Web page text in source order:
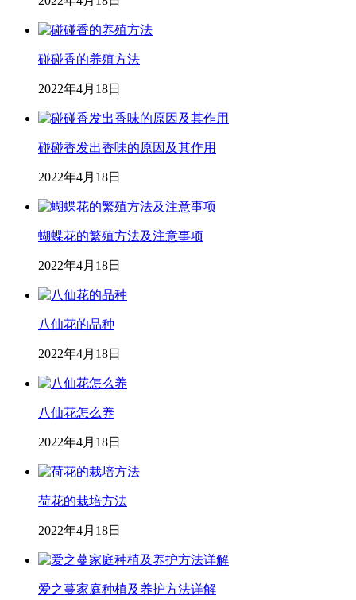
碰碰香的养殖方法
2022年4月18日
碰碰香发出香味的原因及其作用
2022年4月18日
蝴蝶花的繁殖方法及注意事项
2022年4月18日
八仙花的品种
2022年4月18日
八仙花怎么养
2022年4月18日
荷花的栽培方法
2022年4月18日
爱之蔓家庭种植及养护方法详解